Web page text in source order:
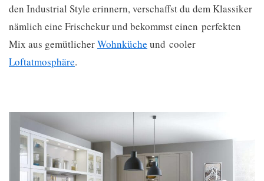
den Industrial Style erinnern, verschaffst du dem Klassiker
nämlich eine Frischekur und bekommst einen perfekten
Mix aus gemütlicherWohnküche und cooler
Loftatmosphäre.